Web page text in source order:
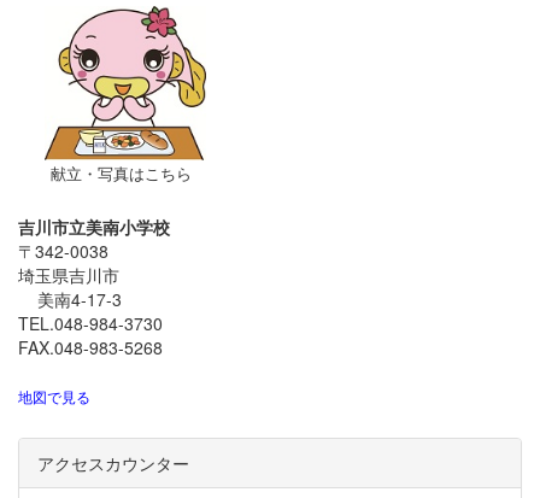
献立・写真はこちら
吉川市立美南小学校
〒342-0038
埼玉県吉川市
美南4-17-3
TEL.048-984-3730
FAX.048-983-5268
地図で見る
アクセスカウンター